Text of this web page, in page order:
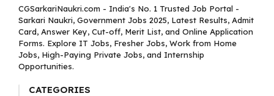
CGSarkariNaukri.com - India's No. 1 Trusted Job Portal -
Sarkari Naukri, Government Jobs 2025, Latest Results, Admit
Card, Answer Key, Cut-off, Merit List, and Online Application
Forms. Explore IT Jobs, Fresher Jobs, Work from Home
Jobs, High-Paying Private Jobs, and Internship
Opportunities.
CATEGORIES